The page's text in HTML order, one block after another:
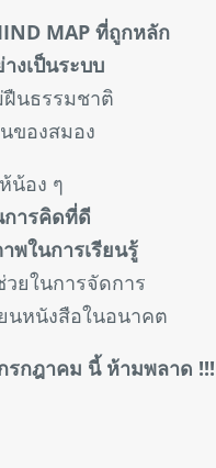
MAP ที่ถูกหลัก
งเป็นระบบ
นธรรมชาติ
ของสมอง
น้อง ๆ
ารคิดที่ดี
พในการเรียนรู้
ยในการจัดการ
นหนังสือในอนาคต
รกฎาคม นี้ ห้ามพลาด !!!